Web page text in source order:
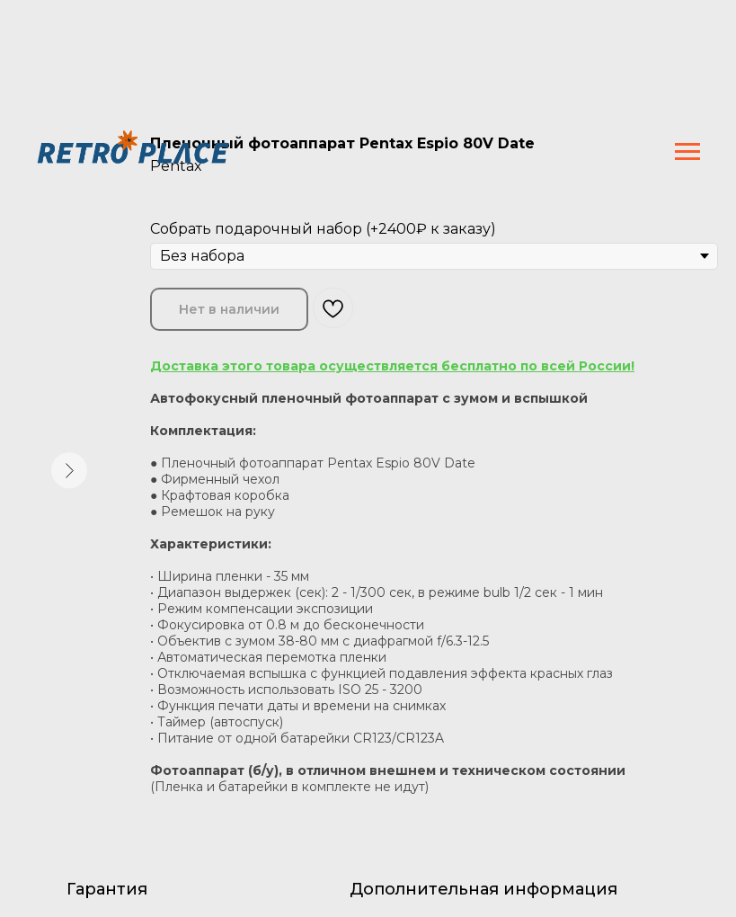
Пленочный фотоаппарат Pentax Espio 80V Date
Pentax
Собрать подарочный набор (+2400₽ к заказу)
Нет в наличии
Доставка этого товара осуществляется бесплатно по всей России!
Автофокусный пленочный фотоаппарат с зумом и вспышкой
Комплектация:
● Пленочный фотоаппарат Pentax Espio 80V Date
● Фирменный чехол
● Крафтовая коробка
● Ремешок на руку
Характеристики:
• Ширина пленки - 35 мм
• Диапазон выдержек (сек): 2 - 1/300 сек, в режиме bulb 1/2 сек - 1 мин
• Режим компенсации экспозиции
• Фокусировка от 0.8 м до бесконечности
• Объектив с зумом 38-80 мм с диафрагмой f/6.3-12.5
• Автоматическая перемотка пленки
• Отключаемая вспышка с функцией подавления эффекта красных глаз
• Возможность использовать ISO 25 - 3200
• Функция печати даты и времени на снимках
• Таймер (автоспуск)
• Питание от одной батарейки CR123/CR123A
Фотоаппарат (б/у), в отличном внешнем и техническом состоянии
(Пленка и батарейки в комплекте не идут)
Гарантия Дополнительная информация